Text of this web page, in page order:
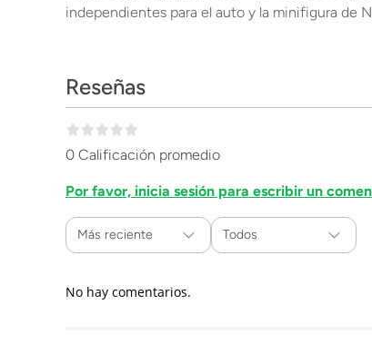
independientes para el auto y la minifigura de
Reseñas
0 Calificación promedio
Por favor, inicia sesión para escribir un
Más reciente Todos
No hay comentarios.